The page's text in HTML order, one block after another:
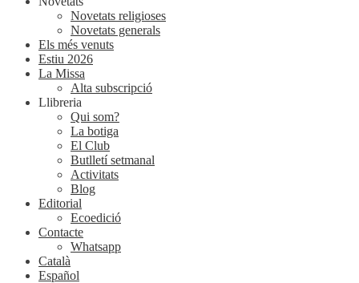
Novetats religioses
Novetats generals
Els més venuts
Estiu 2026
La Missa
Alta subscripció
Llibreria
Qui som?
La botiga
El Club
Butlletí setmanal
Activitats
Blog
Editorial
Ecoedició
Contacte
Whatsapp
Català
Español